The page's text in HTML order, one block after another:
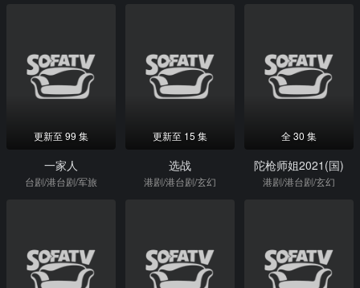
更新至 99 集
一家人
台剧/港台剧/军旅
更新至 15 集
选战
港剧/港台剧/玄幻
全 30 集
陀枪师姐2021(国)
港剧/港台剧/玄幻